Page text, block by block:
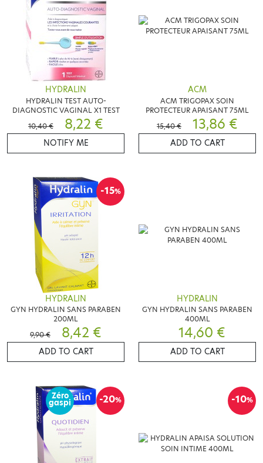
HYDRALIN
HYDRALIN TEST AUTO-
DIAGNOSTIC VAGINAL X1 TEST
10,40 €
8,22 €
NOTIFY ME
ACM
ACM TRIGOPAX SOIN
PROTECTEUR APAISANT 75ML
15,40 €
13,86 €
ADD TO CART
-15%
HYDRALIN
GYN HYDRALIN SANS PARABEN
200ML
9,90 €
8,42 €
ADD TO CART
HYDRALIN
GYN HYDRALIN SANS PARABEN
400ML
14,60 €
ADD TO CART
-20%
Zéro
gaspi -10%